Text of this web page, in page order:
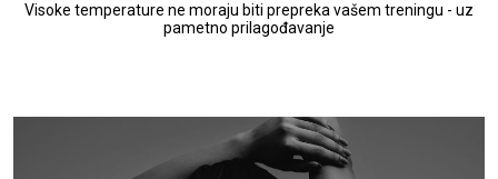
Visoke temperature ne moraju biti prepreka vašem treningu - uz
pametno prilagođavanje